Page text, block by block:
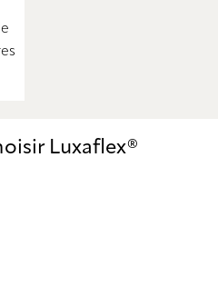
Luxaflex®